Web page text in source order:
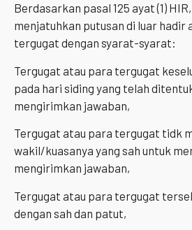
Berdasarkan pasal 125 ayat (1)
menjatuhkan putusan di luar hadir
tergugat dengan syarat-syarat:
Tergugat atau para tergugat
pada hari siding yang telah
mengirimkan jawaban,
Tergugat atau para tergugat tidk
wakil/kuasanya yang sah untuk
mengirimkan jawaban,
Tergugat atau para tergugat
dengan sah dan patut,